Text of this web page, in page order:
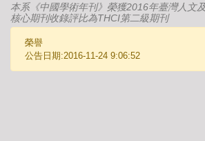
本系《中國學術年刊》榮獲2016年臺灣人文
核心期刊收錄評比為THCI第二級期刊
榮譽
公告日期:2016-11-24 9:06:52